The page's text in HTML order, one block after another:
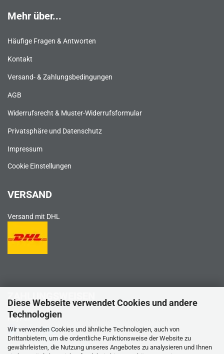
Diese Webseite verwendet Cookies und andere
Technologien
Wir verwenden Cookies und ähnliche Technologien, auch von
Drittanbietern, um die ordentliche Funktionsweise der Website zu
gewährleisten, die Nutzung unseres Angebotes zu analysieren und Ihnen
Mehr über...
Häufige Fragen & Antworten
Kontakt
Versand- & Zahlungsbedingungen
AGB
Widerrufsrecht & Muster-Widerrufsformular
Privatsphäre und Datenschutz
Impressum
Cookie Einstellungen
VERSAND
Versand mit DHL
ZAHLUNGSWEISEN
PayPal